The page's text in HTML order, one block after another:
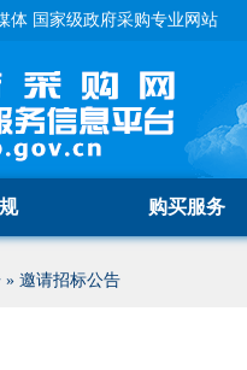
体 国家级政府采购专业网站
购买服务
» 邀请招标公告